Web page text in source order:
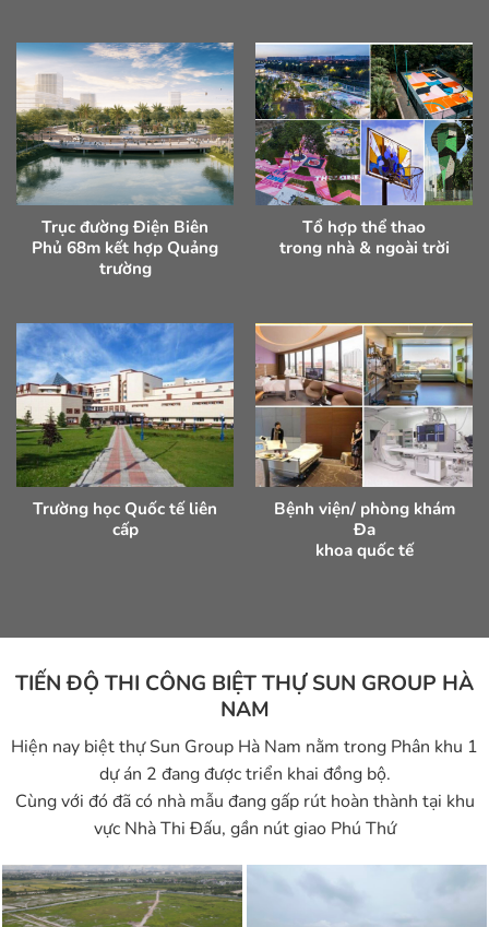
Trục đường Điện Biên
Phủ 68m kết hợp Quảng
trường
Tổ hợp thể thao
trong nhà & ngoài trời
Trường học Quốc tế liên
cấp
Bệnh viện/ phòng khám
Đa
khoa quốc tế
TIẾN ĐỘ THI CÔNG BIỆT THỰ SUN GROUP HÀ
NAM
Hiện nay biệt thự Sun Group Hà Nam nằm trong Phân khu 1
dự án 2 đang được triển khai đồng bộ.
Cùng với đó đã có nhà mẫu đang gấp rút hoàn thành tại khu
vực Nhà Thi Đấu, gần nút giao Phú Thứ